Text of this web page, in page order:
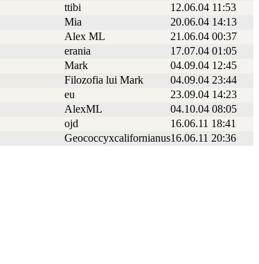
ttibi 12.06.04 11:53
Mia 20.06.04 14:13
Alex ML 21.06.04 00:37
erania 17.07.04 01:05
Mark 04.09.04 12:45
Filozofia lui Mark 04.09.04 23:44
eu 23.09.04 14:23
AlexML 04.10.04 08:05
ojd 16.06.11 18:41
Geococcyxcalifornianus16.06.11 20:36